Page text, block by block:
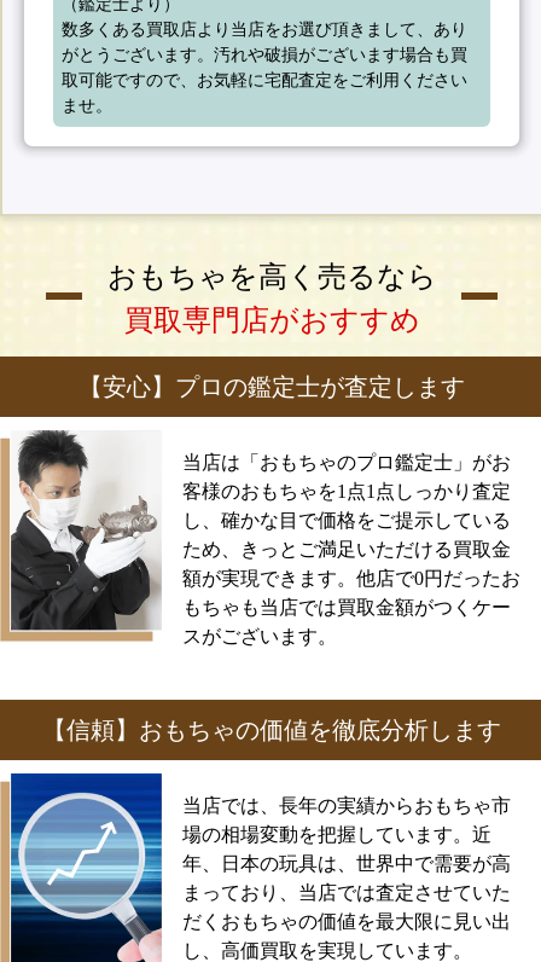
数多くある買取店より当店をお選び頂きまして、あり
がとうございます。汚れや破損がございます場合も買
取可能ですので、お気軽に宅配査定をご利用ください
ませ。
おもちゃを高く売るなら
買取専門店がおすすめ
【安心】プロの鑑定士が査定します
当店は「おもちゃのプロ鑑定士」がお
客様のおもちゃを1点1点しっかり査定
し、確かな目で価格をご提示している
ため、きっとご満足いただける買取金
額が実現できます。他店で0円だったお
もちゃも当店では買取金額がつくケー
スがございます。
【信頼】おもちゃの価値を徹底分析します
当店では、長年の実績からおもちゃ市
場の相場変動を把握しています。近
年、日本の玩具は、世界中で需要が高
まっており、当店では査定させていた
だくおもちゃの価値を最大限に見い出
し、高価買取を実現しています。